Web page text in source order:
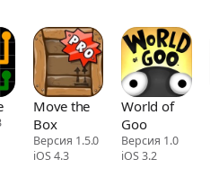
Move the
Box
Версия 1.5.0
iOS 4.3
World of
Goo
Версия 1.0
iOS 3.2